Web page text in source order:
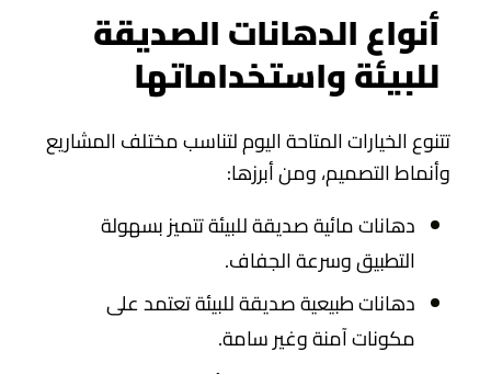
أنواع الدهانات الصديقة
للبيئة واستخداماتها
تتنوع الخيارات المتاحة اليوم لتناسب مختلف المشاريع
وأنماط التصميم، ومن أبرزها:
دهانات مائية صديقة للبيئة تتميز بسهولة
التطبيق وسرعة الجفاف.
دهانات طبيعية صديقة للبيئة تعتمد على
مكونات آمنة وغير سامة.